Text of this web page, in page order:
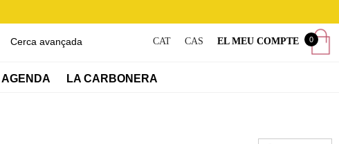
CAT CAS EL MEU COMPTE 0
AGENDA LA CARBONERA
Cerca avançada